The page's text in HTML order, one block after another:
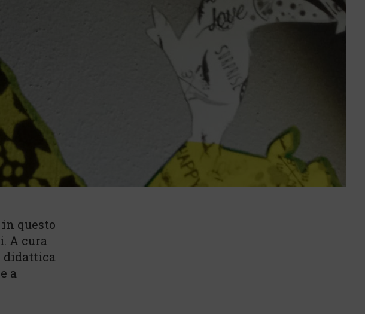
questo
A cura
didattica
a